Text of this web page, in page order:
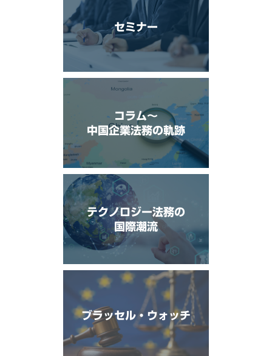
セミナー
コラム〜
中国企業法務の軌跡
テクノロジー法務の
国際潮流
ブラッセル・ウォッチ